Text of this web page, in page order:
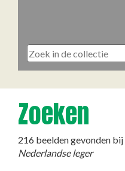
Zoeken
216 beelden gevonden bij
Nederlandse leger